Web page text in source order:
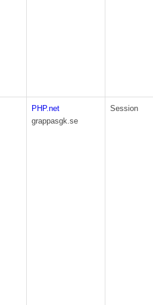
PHP.net
grappasgk.se
Session